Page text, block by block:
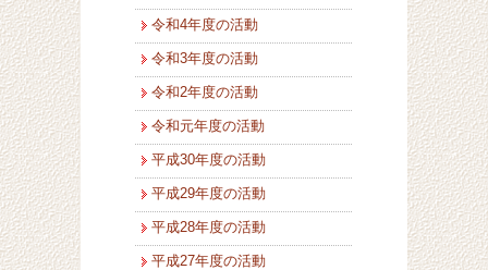
令和4年度の活動
令和3年度の活動
令和2年度の活動
令和元年度の活動
平成30年度の活動
平成29年度の活動
平成28年度の活動
平成27年度の活動